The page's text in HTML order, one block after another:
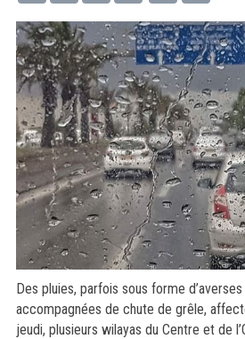
Des pluies, parfois sous forme
accompagnées de chute de grêle,
jeudi, plusieurs wilayas du Centre et de